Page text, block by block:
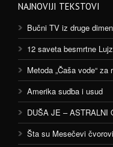
NAJNOVIJI TEKSTOVI
Bučni TV iz druge
12 saveta besmrtne
Metoda „Čaša vode“
Amerika sudba i usud
DUŠA JE – ASTRALNI
Šta su Mesečevi